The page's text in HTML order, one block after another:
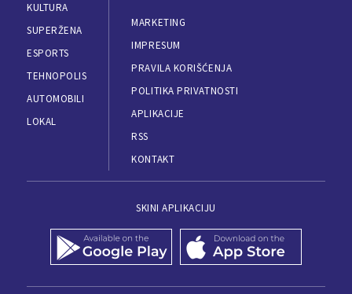
KULTURA
SUPERŽENA
ESPORTS
TEHNOPOLIS
AUTOMOBILI
LOKAL
MARKETING
IMPRESUM
PRAVILA KORIŠĆENJA
POLITIKA PRIVATNOSTI
APLIKACIJE
RSS
KONTAKT
SKINI APLIKACIJU